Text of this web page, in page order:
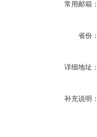
常用邮箱
省份
详细地址
补充说明